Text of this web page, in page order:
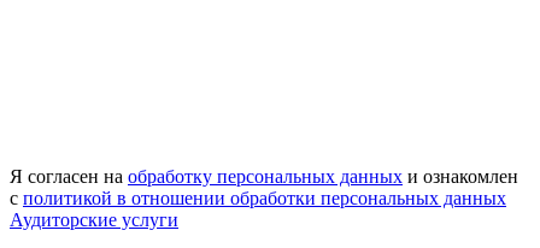
Я согласен на обработку персональных данных и ознакомлен
с политикой в отношении обработки персональных данных
Аудиторские услуги